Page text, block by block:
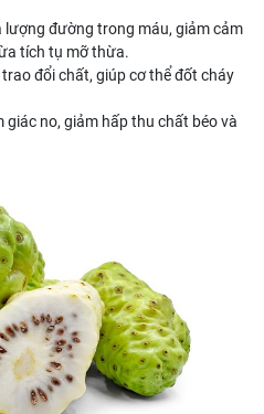
lượng đường trong máu, giảm cảm
tích tụ mỡ thừa.
đổi chất, giúp cơ thể đốt cháy
giác no, giảm hấp thu chất béo và